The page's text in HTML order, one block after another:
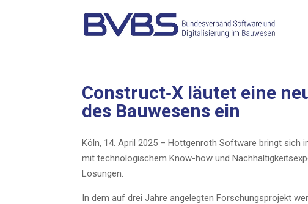
Construct‑X läu­tet eine
des Bau­we­sens ein
Köln, 14. April 2025 – Hott­gen­roth Soft­ware bringt sich
mit tech­no­lo­gi­schem Know-how und
Lösungen.
In dem auf drei Jah­re ange­leg­ten For­schungs­pro­jekt